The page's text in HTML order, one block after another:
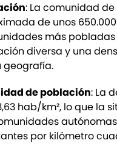
: La comunidad
de unos
más pobladas
diversa y una
geografía.
de población: La
hab/km², lo que la
por kilómetro